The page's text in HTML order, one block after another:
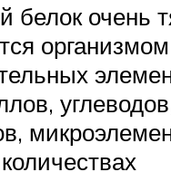
белок очень